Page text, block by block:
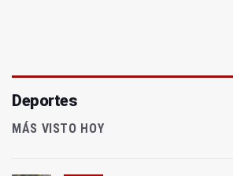
Deportes
MÁS VISTO HOY